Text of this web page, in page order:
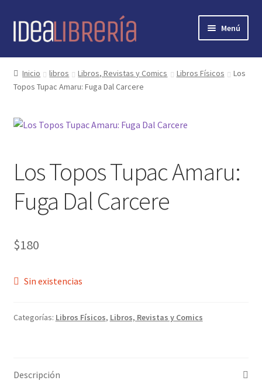
Ir
Ir
Menú
Inicio
contacto
libros
nosotros
novedades
preguntas
Inicio libros Libros, Revistas y Comics Libros Físicos
Los
Topos Tupac Amaru: Fuga Dal Carcere
Los Topos Tupac Amaru:
Fuga Dal Carcere
$180
Sin existencias
Categorías: Libros Físicos, Libros, Revistas y Comics
Descripción